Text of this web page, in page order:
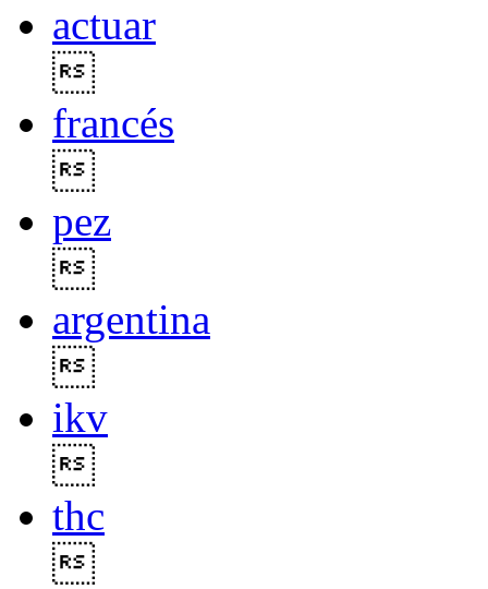
actuar
francés
pez
argentina
ikv
thc